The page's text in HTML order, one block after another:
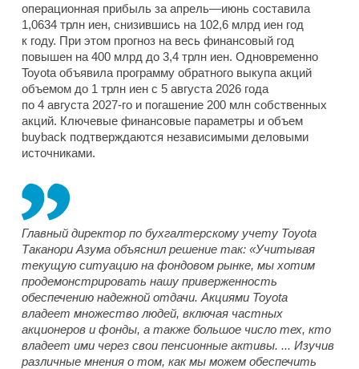
операционная прибыль за апрель—июнь составила
1,0634 трлн иен, снизившись на 102,6 млрд иен год
к году. При этом прогноз на весь финансовый год
повышен на 400 млрд до 3,4 трлн иен. Одновременно
Toyota объявила программу обратного выкупа акций
объемом до 1 трлн иен с 5 августа 2026 года
по 4 августа 2027-го и погашение 200 млн собственных
акций. Ключевые финансовые параметры и объем
buyback подтверждаются независимыми деловыми
источниками.
Главный директор по бухгалтерскому учету Toyota
Таканори Азума объяснил решение так: «Учитывая
текущую ситуацию на фондовом рынке, мы хотим
продемонстрировать нашу приверженность
обеспечению надежной отдачи. Акциями Toyota
владеет множество людей, включая частных
акционеров и фонды, а также большое число тех, кто
владеет ими через свои пенсионные активы. ... Изучив
различные мнения о том, как мы можем обеспечить